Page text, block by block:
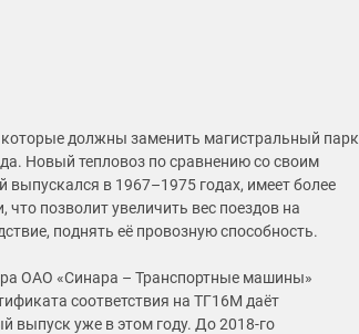
должны заменить магистральный парк
Новый тепловоз по сравнению со своим
в 1967–1975 годах, имеет более
что позволит увеличить вес поездов на
поднять её провозную способность.
ОАО «Синара – Транспортные машины»
соответствия на ТГ16М даёт
выпуск уже в этом году. До 2018-го